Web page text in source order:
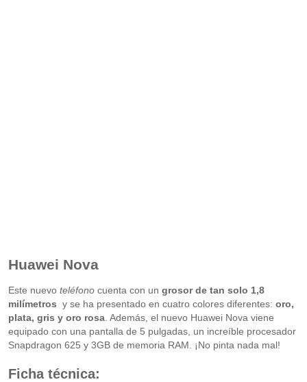
Huawei Nova
Este nuevo teléfonocuenta con un grosor de tan solo 1,8
milímetros y se ha presentado en cuatro colores diferentes: oro,
plata, gris y oro rosa. Además, el nuevo Huawei Nova viene
equipado con una pantalla de 5 pulgadas, un increíble procesador
Snapdragon 625 y 3GB de memoria RAM. ¡No pinta nada mal!
Ficha técnica: